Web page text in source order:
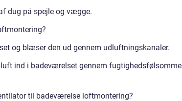
dug på spejle og vægge.
og blæser den ud gennem udluftningskanaler.
ind i badeværelset gennem fugtighedsfølsomme
til badeværelse loftmontering?